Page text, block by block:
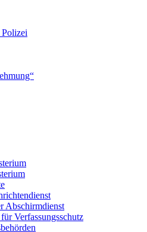
Abschirmdienst
Verfassungsschutz